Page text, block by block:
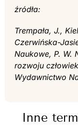
źródła:
Trempała, J.,
Czerwińska-
Naukowe, P. W.
rozwoju
Wydawnictwo
Inne